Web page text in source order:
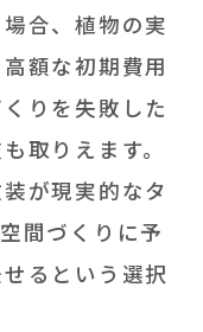
合、植物の実
額な初期費用
りを失敗した
取りえます。
が現実的なタ
間づくりに予
るという選択